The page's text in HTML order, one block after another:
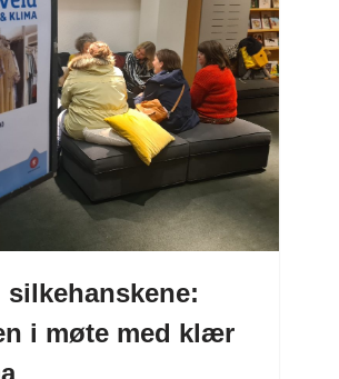
silkehanskene:
i møte med klær